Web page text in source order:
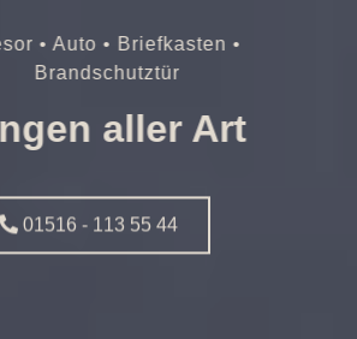
• Auto • Briefkasten •
Brandschutztür
aller Art
01516 - 113 55 44